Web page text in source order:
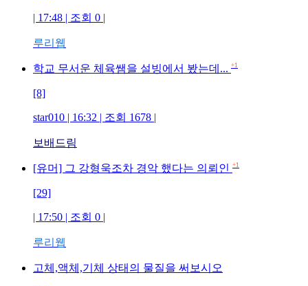
| 17:48 | 조회 0 |
루리웹
학교 무서운 체육쌤을 설빙에서 봤는데... +1
[8]
star010 | 16:32 | 조회 1678 |
보배드림
[유머] 그 강형욱조차 경악 했다는 의뢰인 +1
[29]
| 17:50 | 조회 0 |
루리웹
고체,액체,기체 상태의 물질을 써보시오